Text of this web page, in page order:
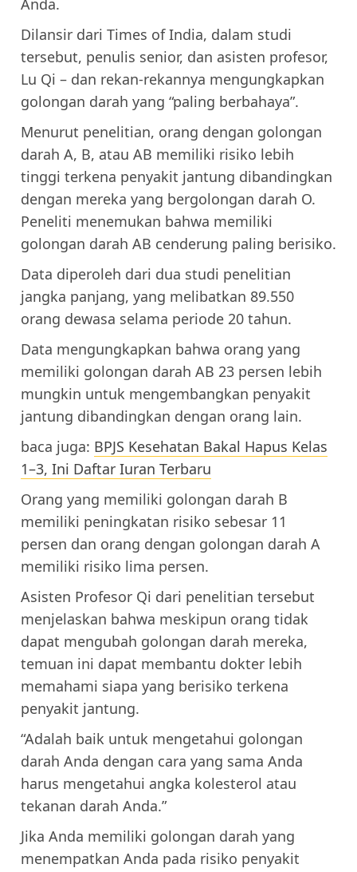
Dilansir dari Times of India, dalam studi
tersebut, penulis senior, dan asisten profesor,
Lu Qi – dan rekan-rekannya mengungkapkan
golongan darah yang “paling berbahaya”.
Menurut penelitian, orang dengan golongan
darah A, B, atau AB memiliki risiko lebih
tinggi terkena penyakit jantung dibandingkan
dengan mereka yang bergolongan darah O.
Peneliti menemukan bahwa memiliki
golongan darah AB cenderung paling berisiko.
Data diperoleh dari dua studi penelitian
jangka panjang, yang melibatkan 89.550
orang dewasa selama periode 20 tahun.
Data mengungkapkan bahwa orang yang
memiliki golongan darah AB 23 persen lebih
mungkin untuk mengembangkan penyakit
jantung dibandingkan dengan orang lain.
baca juga: BPJS Kesehatan Bakal Hapus Kelas
1–3, Ini Daftar Iuran Terbaru
Orang yang memiliki golongan darah B
memiliki peningkatan risiko sebesar 11
persen dan orang dengan golongan darah A
memiliki risiko lima persen.
Asisten Profesor Qi dari penelitian tersebut
menjelaskan bahwa meskipun orang tidak
dapat mengubah golongan darah mereka,
temuan ini dapat membantu dokter lebih
memahami siapa yang berisiko terkena
penyakit jantung.
“Adalah baik untuk mengetahui golongan
darah Anda dengan cara yang sama Anda
harus mengetahui angka kolesterol atau
tekanan darah Anda.”
Jika Anda memiliki golongan darah yang
menempatkan Anda pada risiko penyakit